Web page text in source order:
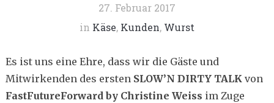
27. Februar 2017
in Käse, Kunden, Wurst
Es ist uns eine Ehre, dass wir die Gäste und
Mitwirkenden des ersten SLOW’N DIRTY TALK von
FastFutureForward by Christine Weiss im Zuge